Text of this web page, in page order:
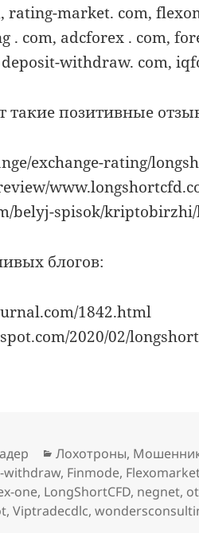
rating-market. com,
. com, adcforex . com,
withdraw. com,
такие позитивные
exchange-rating/
belyj-spisok/
блогов:
1842.html
2020/02/
Рубрики
Лохотроны,
withdraw, Finmode,
one, LongShortCFD, negnet,
,Viptradecdlc,